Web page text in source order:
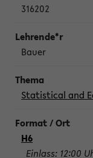
316202
Bauer
Statistical and
H6
Einlass: 12:00